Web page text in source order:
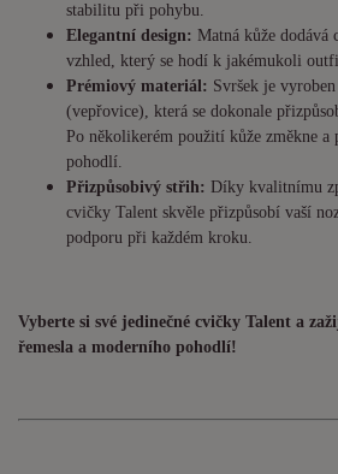
stabilitu při pohybu.
Elegantní design: Matná kůže dodává
vzhled, který se hodí k jakémukoli
Prémiový materiál: Svršek je
(vepřovice), která se dokonale
Po několikerém použití kůže změkne a
pohodlí.
Přizpůsobivý střih: Díky kvalitnímu
cvičky Talent skvěle přizpůsobí vaší
podporu při každém kroku.
Vyberte si své jedinečné cvičky Talent a
řemesla a moderního pohodlí!